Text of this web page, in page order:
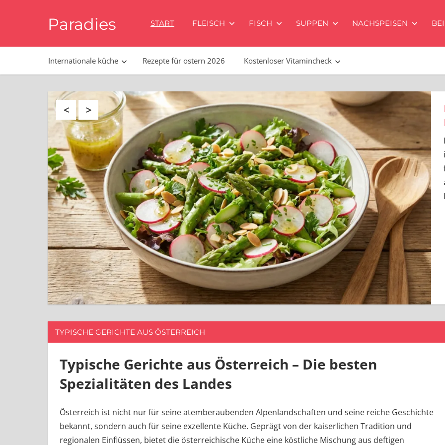
Paradies
in
Wien
START FLEISCH FISCH SUPPEN NACHSPEISEN
Internationale küche Rezepte für ostern 2026 Kostenloser Vitamincheck
TYPISCHE GERICHTE AUS ÖSTERREICH
Typische Gerichte aus Österreich – Die besten
Spezialitäten des Landes
Österreich ist nicht nur für seine atemberaubenden Alpenlandschaften und seine reiche Geschichte
bekannt, sondern auch für seine exzellente Küche. Geprägt von der kaiserlichen Tradition und
regionalen Einflüssen, bietet die österreichische Küche eine köstliche Mischung aus deftigen